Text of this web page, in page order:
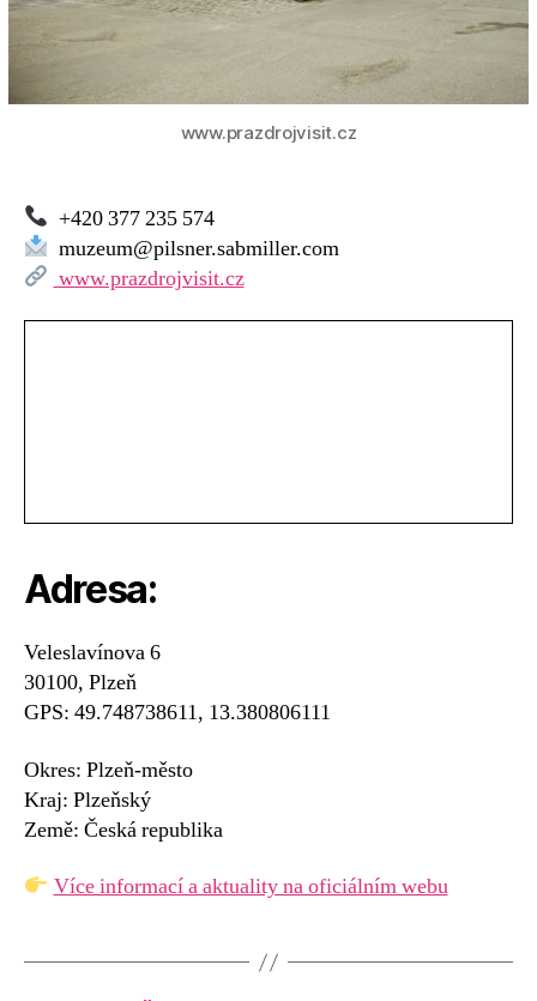
www.prazdrojvisit.cz
+420 377 235 574
muzeum@pilsner.sabmiller.com
www.prazdrojvisit.cz
Adresa:
Veleslavínova 6
30100, Plzeň
GPS: 49.748738611, 13.380806111
Okres: Plzeň-město
Kraj: Plzeňský
Země: Česká republika
Více informací a aktuality na oficiálním webu